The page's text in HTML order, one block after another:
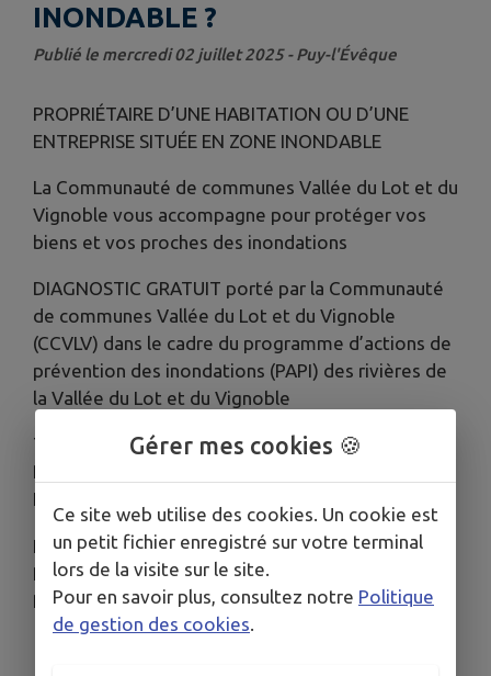
INONDABLE ?
Publié le mercredi 02 juillet 2025 - Puy-l'Évêque
PROPRIÉTAIRE D’UNE HABITATION OU D’UNE
ENTREPRISE SITUÉE EN ZONE INONDABLE
La Communauté de communes Vallée du Lot et du
Vignoble vous accompagne pour protéger vos
biens et vos proches des inondations
DIAGNOSTIC GRATUIT porté par la Communauté
de communes Vallée du Lot et du Vignoble
(CCVLV) dans le cadre du programme d’actions de
prévention des inondations (PAPI) des rivières de
la Vallée du Lot et du Vignoble
TRAVAUX SUBVENTIONNÉS 80% DE SUBVENTION
POUR LES HABITATIONS et 40% POUR LES
ENTREPRISES
Les formulaires sont à retourner à la CCVLV
Programme PAPI, 13 avenue de la gare 46700
Puy-l’Evêque.
Gérer mes cookies 🍪
Ce site web utilise des cookies. Un cookie est
un petit fichier enregistré sur votre terminal
lors de la visite sur le site.
Pour en savoir plus, consultez notre Politique
de gestion des cookies